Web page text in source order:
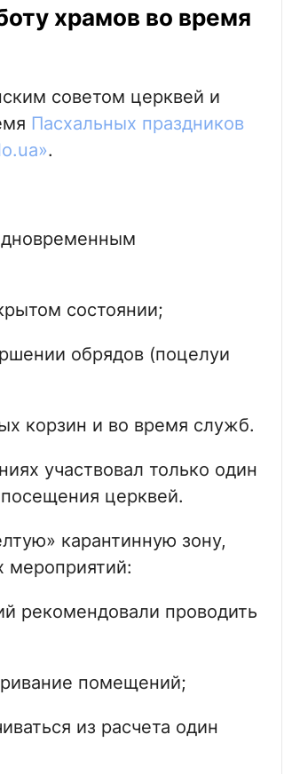
храмов во время
советом церквей и
Пасхальных праздников
.
состоянии;
обрядов (поцелуи
корзин и во время служб.
участвовал только один
церквей.
карантинную зону,
мероприятий:
рекомендовали проводить
помещений;
из расчета один